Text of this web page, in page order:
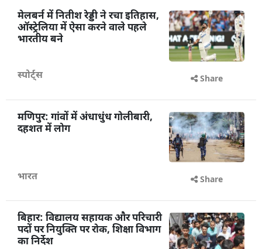
मेलबर्न में नितीश रेड्डी ने रचा इतिहास,
ऑस्ट्रेलिया में ऐसा करने वाले पहले
भारतीय बने
स्पोर्ट्स Share
मणिपुर: गांवों में अंधाधुंध गोलीबारी,
दहशत में लोग
भारत Share
बिहार: विद्यालय सहायक और परिचारी
पदों पर नियुक्ति पर रोक, शिक्षा विभाग
का निर्देश